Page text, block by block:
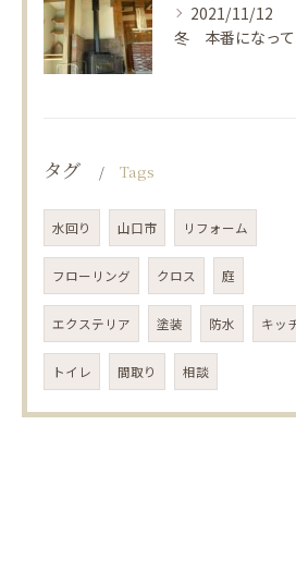
2021/11/12
タグ Tags
水回り 山口市 リフォーム
フローリング クロス 庭
エクステリア 塗装 防水 キッ
トイレ 間取り 相談